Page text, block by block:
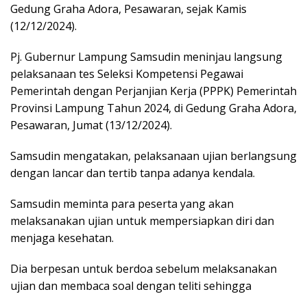
Gedung Graha Adora, Pesawaran, sejak Kamis
(12/12/2024).
Pj. Gubernur Lampung Samsudin meninjau langsung
pelaksanaan tes Seleksi Kompetensi Pegawai
Pemerintah dengan Perjanjian Kerja (PPPK) Pemerintah
Provinsi Lampung Tahun 2024, di Gedung Graha Adora,
Pesawaran, Jumat (13/12/2024).
Samsudin mengatakan, pelaksanaan ujian berlangsung
dengan lancar dan tertib tanpa adanya kendala.
Samsudin meminta para peserta yang akan
melaksanakan ujian untuk mempersiapkan diri dan
menjaga kesehatan.
Dia berpesan untuk berdoa sebelum melaksanakan
ujian dan membaca soal dengan teliti sehingga